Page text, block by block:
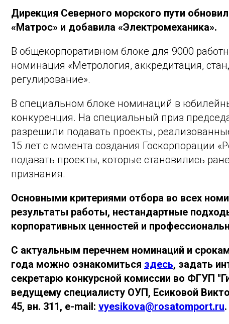
Дирекция Северного морского пути
«Матрос» и добавила «Электромеханика».
В общекорпоративном блоке для 9000
номинация «Метрология, аккредитация,
регулирование».
В специальном блоке номинаций в
конкуренция. На специальный приз
разрешили подавать проекты,
15 лет с момента создания Госкорпорации
подавать проекты, которые становились
признания.
Основными критериями отбора во всех
результаты работы, нестандартные
корпоративных ценностей и
С актуальным перечнем номинаций и
года можно ознакомиться здесь, задать
секретарю конкурсной комиссии во ФГУП
ведущему специалисту ОУП, Есиковой
45, вн. 311, e-mail: vyesikova@rosatomport.ru.